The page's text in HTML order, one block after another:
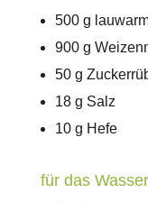
500 g
900 g
50 g
18 g Salz
10 g Hefe
für das